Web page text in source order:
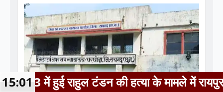
छत्तीसगढ़ ब्रेकिंग न्यूज़ राज्य
हत्या के मामले में रायपुर की चतुर्थ अपर सत्र
15:01